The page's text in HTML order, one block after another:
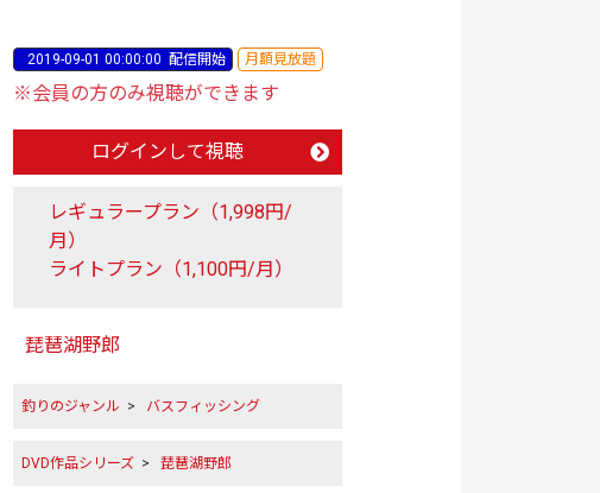
2019-09-01 00:00:00 配信開始 月額見放題
※会員の方のみ視聴ができます
ログインして視聴
レギュラープラン（1,998円/
月）
ライトプラン（1,100円/月）
琵琶湖野郎
釣りのジャンル > バスフィッシング
DVD作品シリーズ> 琵琶湖野郎